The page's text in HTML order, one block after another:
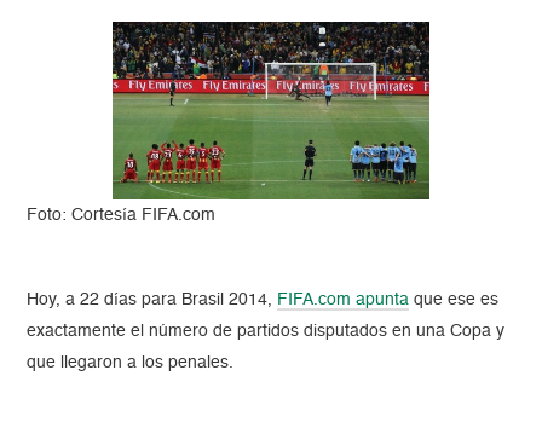
Foto: Cortesía FIFA.com
Hoy, a 22 días para Brasil 2014, FIFA.com apunta que ese es
exactamente el número de partidos disputados en una Copa y
que llegaron a los penales.